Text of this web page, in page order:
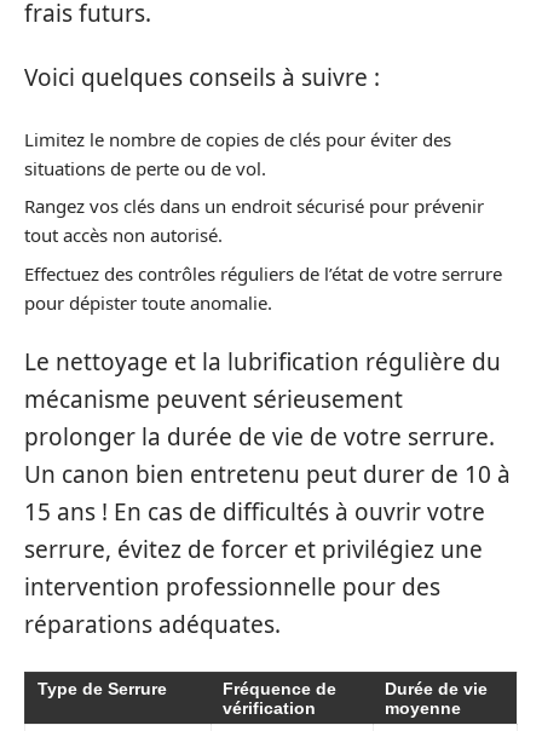
frais futurs.
Voici quelques conseils à suivre :
Limitez le nombre de copies de clés pour éviter des
situations de perte ou de vol.
Rangez vos clés dans un endroit sécurisé pour prévenir
tout accès non autorisé.
Effectuez des contrôles réguliers de l’état de votre serrure
pour dépister toute anomalie.
Le nettoyage et la lubrification régulière du
mécanisme peuvent sérieusement
prolonger la durée de vie de votre serrure.
Un canon bien entretenu peut durer de 10 à
15 ans ! En cas de difficultés à ouvrir votre
serrure, évitez de forcer et privilégiez une
intervention professionnelle pour des
réparations adéquates.
Type de Serrure
Fréquence de
vérification
Durée de vie
moyenne